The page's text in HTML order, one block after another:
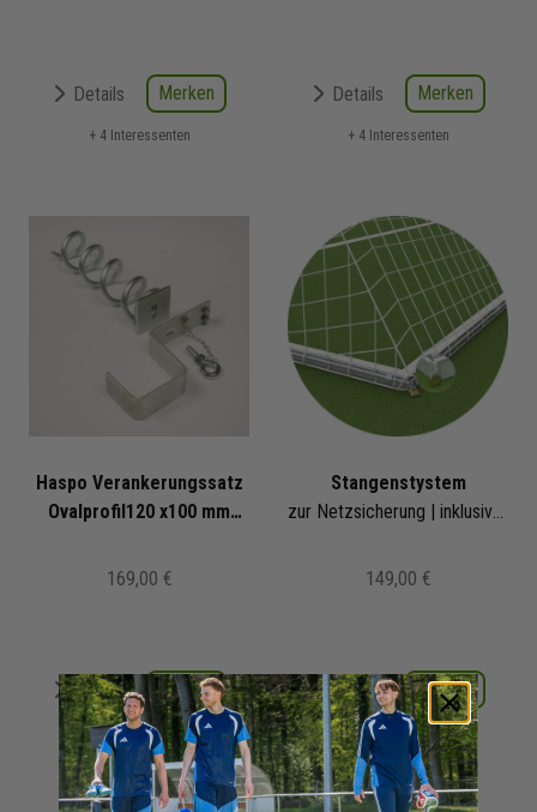
Details Merken
+ 4 Interessenten
Details Merken
+ 4 Interessenten
Haspo Verankerungssatz
Ovalprofil120 x100 mm
169,00 €
Details Merken
+ 2 Interessenten
Stangenstystem
zur Netzsicherung | inklusive Schloss | für 2,00m Tortiefe
149,00 €
Details Merken
+ 1 Interessenten